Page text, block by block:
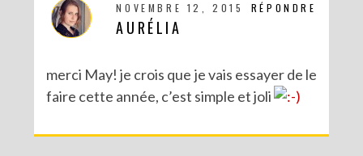
RÉPONDRE
NOVEMBRE 12, 2015
AURÉLIA
merci May! je crois que je vais essayer de le
faire cette année, c’est simple et joli